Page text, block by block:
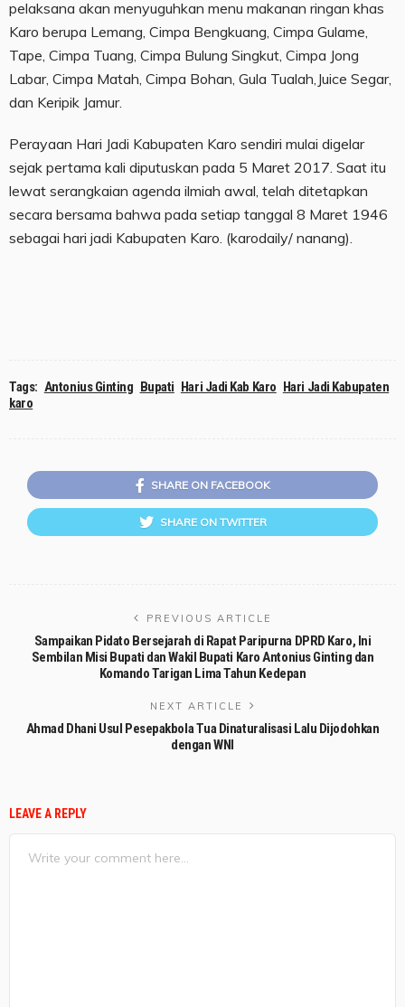
pelaksana akan menyuguhkan menu makanan ringan khas
Karo berupa Lemang, Cimpa Bengkuang, Cimpa Gulame,
Tape, Cimpa Tuang, Cimpa Bulung Singkut, Cimpa Jong
Labar, Cimpa Matah, Cimpa Bohan, Gula Tualah,Juice Segar,
dan Keripik Jamur.
Perayaan Hari Jadi Kabupaten Karo sendiri mulai digelar
sejak pertama kali diputuskan pada 5 Maret 2017. Saat itu
lewat serangkaian agenda ilmiah awal, telah ditetapkan
secara bersama bahwa pada setiap tanggal 8 Maret 1946
sebagai hari jadi Kabupaten Karo. (karodaily/ nanang).
Tags: Antonius Ginting Bupati Hari Jadi Kab Karo Hari Jadi Kabupaten
karo
SHARE ON FACEBOOK
SHARE ON TWITTER
PREVIOUS ARTICLE
Sampaikan Pidato Bersejarah di Rapat Paripurna DPRD Karo, Ini
Sembilan Misi Bupati dan Wakil Bupati Karo Antonius Ginting dan
Komando Tarigan Lima Tahun Kedepan
NEXT ARTICLE
Ahmad Dhani Usul Pesepakbola Tua Dinaturalisasi Lalu Dijodohkan
dengan WNI
LEAVE A REPLY